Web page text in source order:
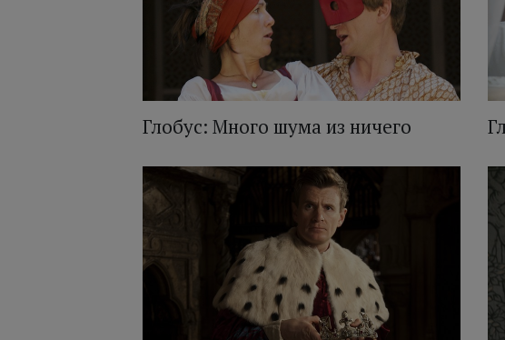
Глобус: Много шума из ничего